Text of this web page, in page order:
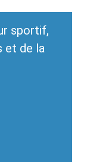
sportif,
et de la